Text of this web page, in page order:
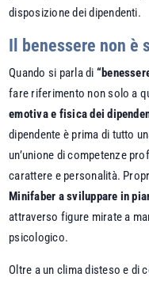
disposizione dei dipendenti.
Il benessere non è
Quando si parla di
fare riferimento non solo a
emotiva e fisica dei
dipendente è prima di tutto
un’unione di competenze
carattere e personalità.
Minifaber a sviluppare in
attraverso figure mirate a
psicologico.
Oltre a un clima disteso e di